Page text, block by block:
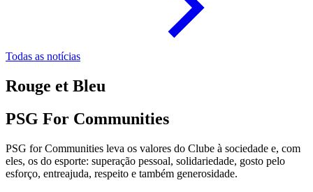
Todas as notícias
Rouge et Bleu
PSG For Communities
PSG for Communities leva os valores do Clube à sociedade e, com
eles, os do esporte: superação pessoal, solidariedade, gosto pelo
esforço, entreajuda, respeito e também generosidade.